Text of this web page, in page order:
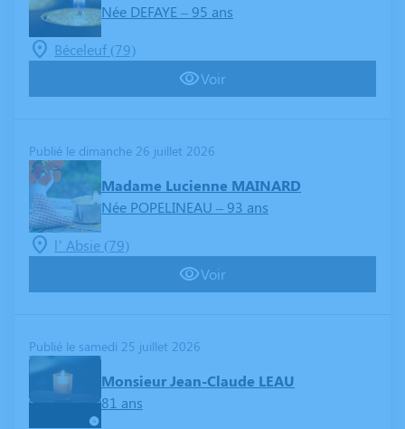
Née DEFAYE – 95 ans
Béceleuf (79)
Voir
Publié le dimanche 26 juillet 2026
Madame Lucienne MAINARD
Née POPELINEAU – 93 ans
l’ Absie (79)
Voir
Publié le samedi 25 juillet 2026
Monsieur Jean-Claude LEAU
81 ans